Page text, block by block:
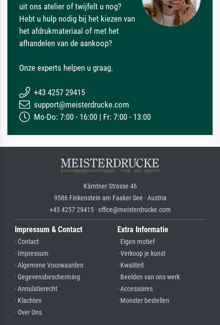
uit ons atelier of twijfelt u nog?
Hebt u hulp nodig bij het kiezen van
het afdrukmateriaal of met het
afhandelen van de aankoop?
Onze experts helpen u graag.
+43 4257 29415
support@meisterdrucke.com
Mo-Do: 7:00 - 16:00 | Fr: 7:00 - 13:00
Kärntner Strasse 46
9586 Finkenstein am Faaker See · Austria
+43 4257 29415 · office@meisterdrucke.com
Impressum & Contact
· Contact
· Impressum
· Algemene Voorwaarden
· Gegevensbescherming
· Annulatierecht
· Klachten
· Over Ons
Extra Informatie
· Eigen motief
· Verkoop je kunst
· Kwaliteit
· Beelden van ons werk
· Accessoires
· Monster bestellen